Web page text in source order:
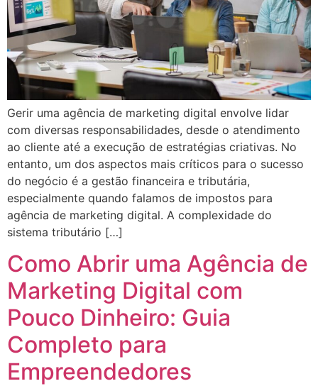
Gerir uma agência de marketing digital envolve lidar
com diversas responsabilidades, desde o atendimento
ao cliente até a execução de estratégias criativas. No
entanto, um dos aspectos mais críticos para o sucesso
do negócio é a gestão financeira e tributária,
especialmente quando falamos de impostos para
agência de marketing digital. A complexidade do
sistema tributário […]
Como Abrir uma Agência de
Marketing Digital com
Pouco Dinheiro: Guia
Completo para
Empreendedores